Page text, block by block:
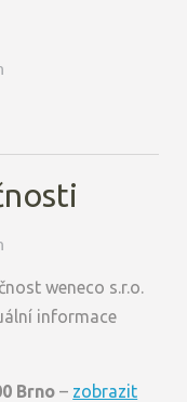
weneco s.r.o.
informace
Brno – zobrazit